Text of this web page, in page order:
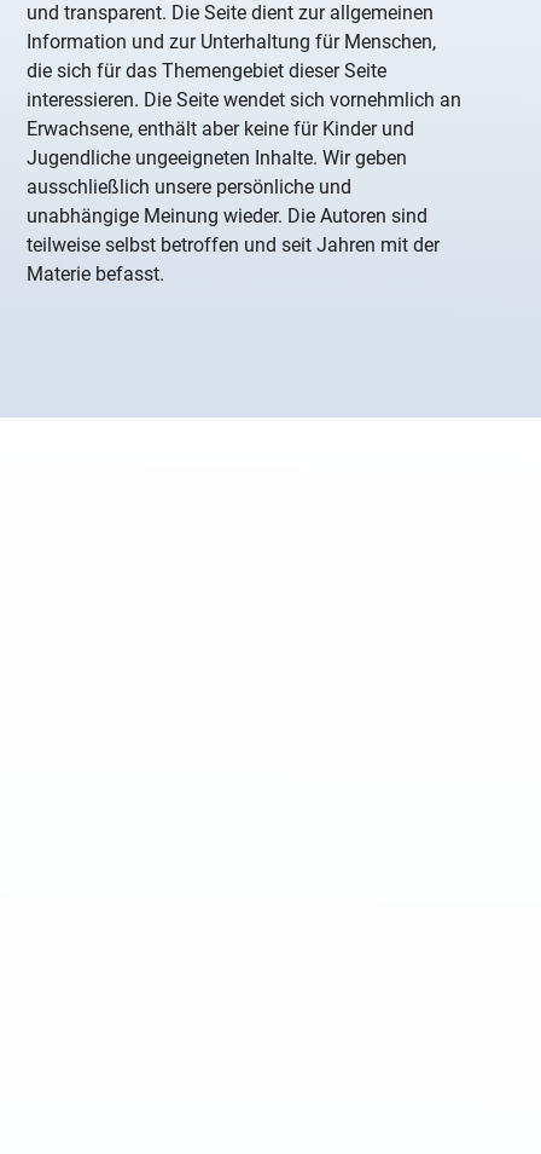
und transparent. Die Seite dient zur allgemeinen
Information und zur Unterhaltung für Menschen,
die sich für das Themengebiet dieser Seite
interessieren. Die Seite wendet sich vornehmlich an
Erwachsene, enthält aber keine für Kinder und
Jugendliche ungeeigneten Inhalte. Wir geben
ausschließlich unsere persönliche und
unabhängige Meinung wieder. Die Autoren sind
teilweise selbst betroffen und seit Jahren mit der
Materie befasst.